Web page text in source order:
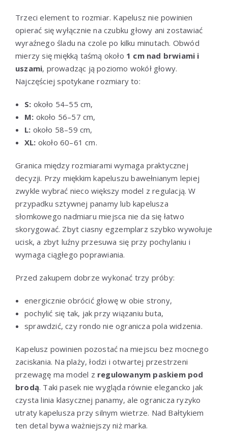
Trzeci element to rozmiar. Kapelusz nie powinien
opierać się wyłącznie na czubku głowy ani zostawiać
wyraźnego śladu na czole po kilku minutach. Obwód
mierzy się miękką taśmą około 1 cm nad brwiami i
uszami, prowadząc ją poziomo wokół głowy.
Najczęściej spotykane rozmiary to:
S: około 54–55 cm,
M: około 56–57 cm,
L: około 58–59 cm,
XL: około 60–61 cm.
Granica między rozmiarami wymaga praktycznej
decyzji. Przy miękkim kapeluszu bawełnianym lepiej
zwykle wybrać nieco większy model z regulacją. W
przypadku sztywnej panamy lub kapelusza
słomkowego nadmiaru miejsca nie da się łatwo
skorygować. Zbyt ciasny egzemplarz szybko wywołuje
ucisk, a zbyt luźny przesuwa się przy pochylaniu i
wymaga ciągłego poprawiania.
Przed zakupem dobrze wykonać trzy próby:
energicznie obrócić głowę w obie strony,
pochylić się tak, jak przy wiązaniu buta,
sprawdzić, czy rondo nie ogranicza pola widzenia.
Kapelusz powinien pozostać na miejscu bez mocnego
zaciskania. Na plaży, łodzi i otwartej przestrzeni
przewagę ma model z regulowanym paskiem pod
brodą. Taki pasek nie wygląda równie elegancko jak
czysta linia klasycznej panamy, ale ogranicza ryzyko
utraty kapelusza przy silnym wietrze. Nad Bałtykiem
ten detal bywa ważniejszy niż marka.